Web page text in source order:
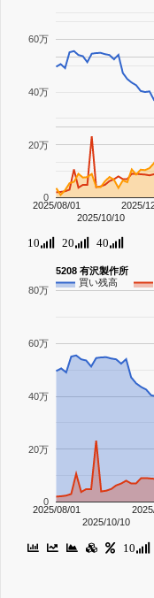
2025/08/01
2025/10/10
2025/
0
20万
40万
60万
10 20 40
5208 有沢製作所
買い残高
2025/08/01
2025/10/10
0
20万
40万
60万
80万
10